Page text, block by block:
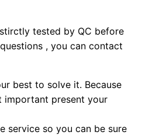
tested by QC before
, you can contact
best to solve it. Because
important present your
service so you can be sure